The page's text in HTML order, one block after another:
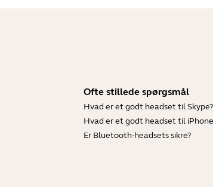
Ofte stillede spørgsmål
Hvad er et godt headset til Skype?
Hvad er et godt headset til
Er Bluetooth-headsets sikre?